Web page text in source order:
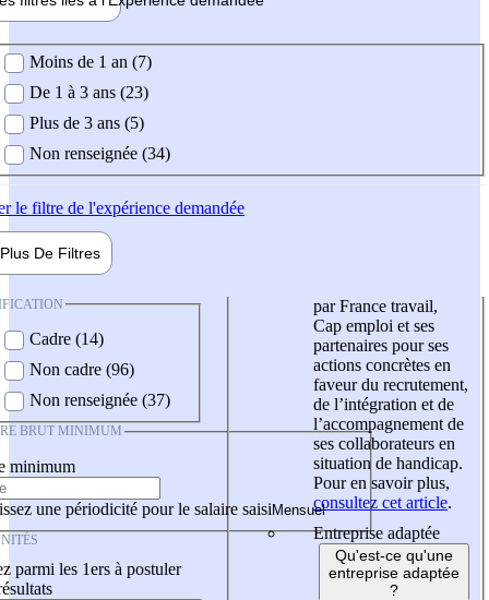
demandée
Moins de 1 an (7)
De 1 à 3 ans (23)
Plus de 3 ans (5)
Non renseignée (34)
le filtre de l'expérience demandée
Plus De Filtres
Cadre (14)
Non cadre (96)
Non renseignée (37)
BRUT MINIMUM
minimum
une périodicité pour le salaire saisi
parmi les 1ers à postuler
par France travail,
Cap emploi et ses
partenaires pour ses
actions concrètes en
faveur du recrutement,
de l’intégration et de
l’accompagnement de
ses collaborateurs en
situation de handicap.
Pour en savoir plus,
consultez cet article.
Entreprise adaptée
Qu'est-ce qu'une
entreprise adaptée
?